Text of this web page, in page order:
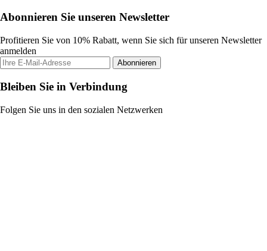
Abonnieren Sie unseren Newsletter
Profitieren Sie von 10% Rabatt, wenn Sie sich für unseren Newsletter
anmelden
Abonnieren
Bleiben Sie in Verbindung
Folgen Sie uns in den sozialen Netzwerken